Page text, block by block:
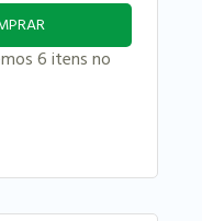
6 itens no